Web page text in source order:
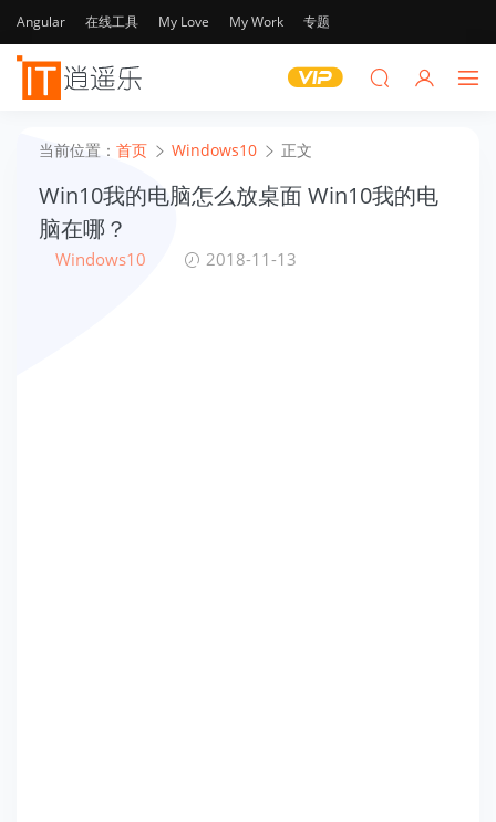
Angular 在线工具 My Love My Work 专题
当前位置： 首页 Windows10 正文
Win10我的电脑怎么放桌面 Win10我的电
脑在哪？
Windows10 2018-11-13